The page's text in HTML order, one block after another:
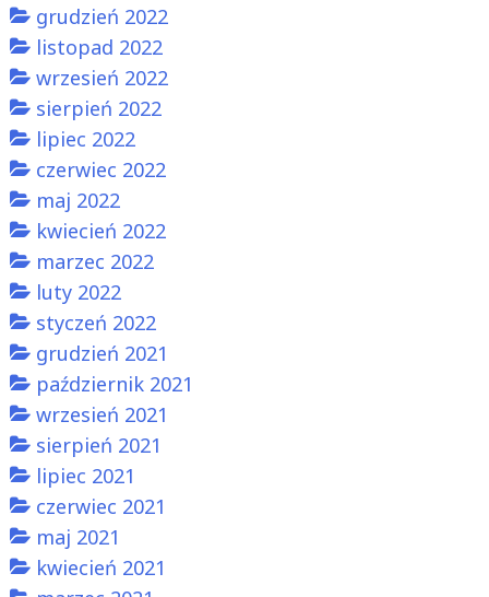
grudzień 2022
listopad 2022
wrzesień 2022
sierpień 2022
lipiec 2022
czerwiec 2022
maj 2022
kwiecień 2022
marzec 2022
luty 2022
styczeń 2022
grudzień 2021
październik 2021
wrzesień 2021
sierpień 2021
lipiec 2021
czerwiec 2021
maj 2021
kwiecień 2021